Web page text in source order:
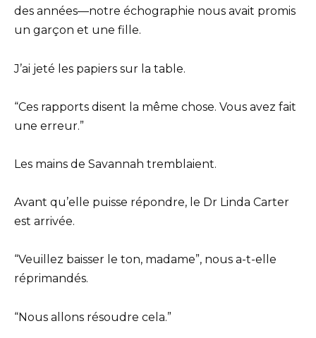
des années—notre échographie nous avait promis
un garçon et une fille.
J’ai jeté les papiers sur la table.
“Ces rapports disent la même chose. Vous avez fait
une erreur.”
Les mains de Savannah tremblaient.
Avant qu’elle puisse répondre, le Dr Linda Carter
est arrivée.
“Veuillez baisser le ton, madame”, nous a-t-elle
réprimandés.
“Nous allons résoudre cela.”